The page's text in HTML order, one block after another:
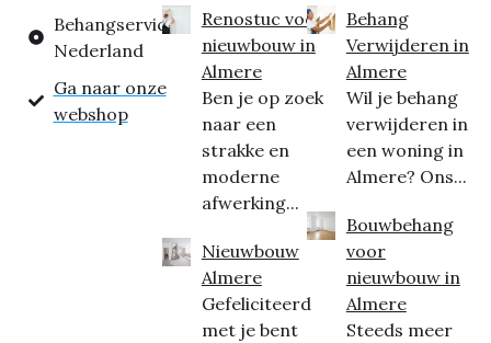
Behangservice
Nederland
Ga naar onze
webshop
Renostuc voor
nieuwbouw in
Almere
Ben je op zoek
naar een
strakke en
moderne
afwerking...
Nieuwbouw
Almere
Gefeliciteerd
met je bent
Behang
Verwijderen in
Almere
Wil je behang
verwijderen in
een woning in
Almere? Ons...
Bouwbehang
voor
nieuwbouw in
Almere
Steeds meer